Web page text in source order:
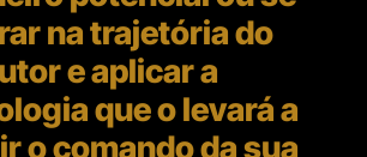
na trajetória do
e aplicar a
que o levará a
o comando da sua